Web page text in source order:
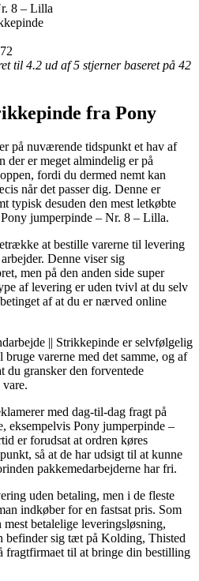
8 – Lilla
til 4.2 ud af 5 stjerner baseret på 42
fra Pony
på nuværende tidspunkt et hav af
der er meget almindelig er på
fordi du dermed nemt kan
når det passer dig. Denne er
typisk desuden den mest letkøbte
jumperpinde – Nr. 8 – Lilla.
at bestille varerne til levering
Denne viser sig
men på den anden side super
af levering er uden tvivl at du selv
af at du er nærved online
|| Strikkepinde er selvfølgelig
varerne med det samme, og af
du gransker den forventede
med dag-til-dag fragt på
eksempelvis Pony jumperpinde –
er forudsat at ordren køres
så at de har udsigt til at kunne
pakkemedarbejderne har fri.
uden betaling, men i de fleste
indkøber for en fastsat pris. Som
betalelige leveringsløsning,
befinder sig tæt på Kolding, Thisted
fragtfirmaet til at bringe din bestilling